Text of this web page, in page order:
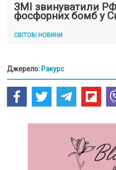
ЗМІ звинуватили РФ
фосфорних бомб у
СВІТОВІ НОВИНИ
Джерело: Ракурс